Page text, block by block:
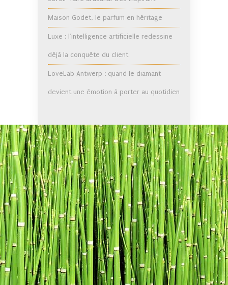
Maison Godet, le parfum en héritage
Luxe : l’intelligence artificielle redessine
déjà la conquête du client
LoveLab Antwerp : quand le diamant
devient une émotion à porter au quotidien